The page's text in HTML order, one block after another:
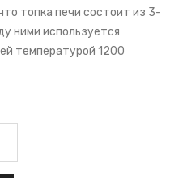
топка печи состоит из 3-
ними используется
температурой 1200